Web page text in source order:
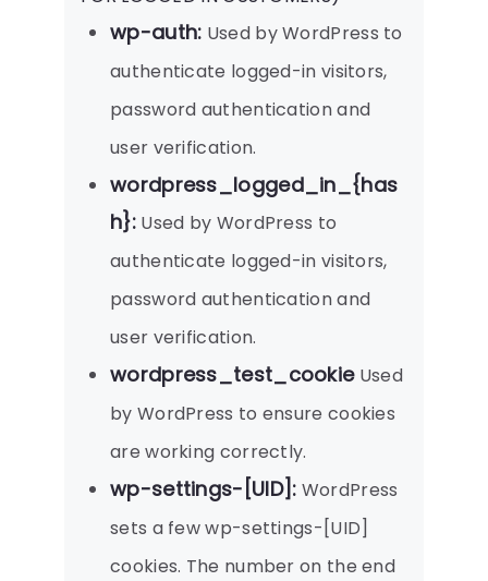
wp-auth: Used by WordPress to
authenticate logged-in visitors,
password authentication and
user verification.
wordpress_logged_in_{has
h}:Used by WordPress to
authenticate logged-in visitors,
password authentication and
user verification.
wordpress_test_cookieUsed
by WordPress to ensure cookies
are working correctly.
wp-settings-[UID]: WordPress
sets a few wp-settings-[UID]
cookies. The number on the end